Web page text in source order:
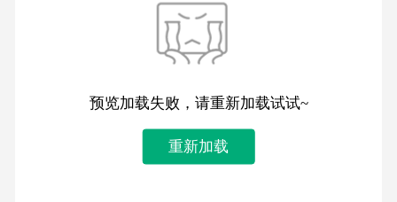
预览加载失败，请重新加载试试~
重新加载